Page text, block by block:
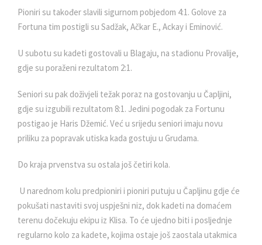
Pioniri su također slavili sigurnom pobjedom 4:1. Golove za
Fortuna tim postigli su Sadžak, Ačkar E., Ackay i Eminović.
U subotu su kadeti gostovali u Blagaju, na stadionu Provalije,
gdje su poraženi rezultatom 2:1.
Seniori su pak doživjeli težak poraz na gostovanju u Čapljini,
gdje su izgubili rezultatom 8:1. Jedini pogodak za Fortunu
postigao je Haris Džemić. Već u srijedu seniori imaju novu
priliku za popravak utiska kada gostuju u Grudama.
Do kraja prvenstva su ostala još četiri kola.
U narednom kolu predpioniri i pioniri putuju u Čapljinu gdje će
pokušati nastaviti svoj uspješni niz, dok kadeti na domaćem
terenu dočekuju ekipu iz Klisa. To će ujedno biti i posljednje
regularno kolo za kadete, kojima ostaje još zaostala utakmica